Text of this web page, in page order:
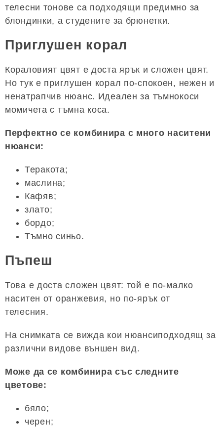
телесни тонове са подходящи предимно за
блондинки, а студените за брюнетки.
Приглушен корал
Кораловият цвят е доста ярък и сложен цвят.
Но тук е приглушен корал по-спокоен, нежен и
ненатрапчив нюанс. Идеален за тъмнокоси
момичета с тъмна коса.
Перфектно се комбинира с много наситени
нюанси:
Теракота;
маслина;
Кафяв;
злато;
бордо;
Тъмно синьо.
Пъпеш
Това е доста сложен цвят: той е по-малко
наситен от оранжевия, но по-ярък от
телесния.
На снимката се вижда кои нюансиподходящ за
различни видове външен вид.
Може да се комбинира със следните
цветове:
бяло;
черен;